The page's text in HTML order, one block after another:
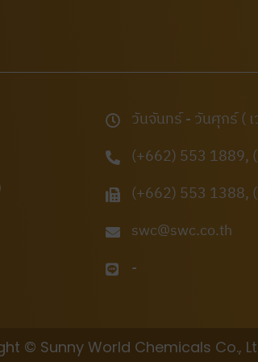
วันจันทร์ - วันศุกร์ (
(+662) 553 1889,
(+662) 553 1388,
swc@swc.co.th
-
© Sunny World Chemicals Co.,